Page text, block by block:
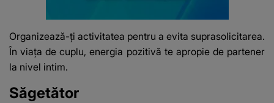
Organizează-ți activitatea pentru a evita suprasolicitarea.
În viața de cuplu, energia pozitivă te apropie de partener
la nivel intim.
Săgetător